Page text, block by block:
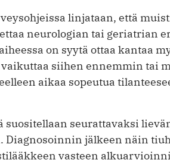
linjataan, että
neurologian tai geriatrian
on syytä ottaa kantaa
siihen ennemmin tai
aikaa sopeutua
suositellaan seurattavaksi
Diagnosoinnin jälkeen näin
vasteen